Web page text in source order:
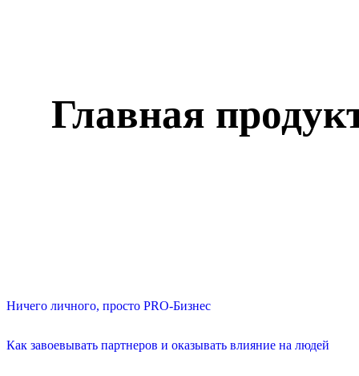
Главная
Ничего личного, просто PRO-Бизнес
Как завоевывать партнеров и оказывать влияние на людей